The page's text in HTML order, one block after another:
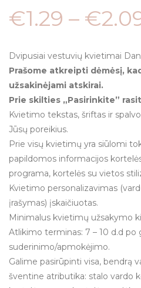
€1.29 – €
Dvipusiai vestuvių kvietimai
Prašome atkreipti dėmėsį,
užsakinėjami atskirai.
Prie skilties „Pasirinkite”
Kvietimo tekstas, šriftas ir
Jūsų poreikius.
Prie visų kvietimų yra siūlomi
papildomos informacijos
programa, kortelės su vietos
Kvietimo personalizavimas
įrašymas) įskaičiuotas.
Minimalus kvietimų užsakymo
Atlikimo terminas: 7 – 10 d.d
suderinimo/apmokėjimo.
Galime pasirūpinti visa, bendrą
šventine atributika: stalo vardo